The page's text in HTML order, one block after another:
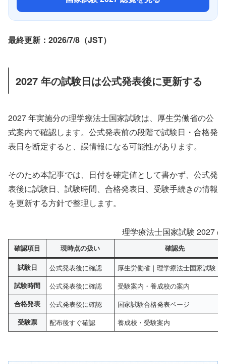
最終更新：2026/7/8（JST）
2027 年の試験日は公式発表後に更新する
2027 年実施分の理学療法士国家試験は、厚生労働省の公
式案内で確認します。公式発表前の段階で試験日・合格発
表日を断定すると、誤情報になる可能性があります。
そのため本記事では、日付を確定値として書かず、公式発
表後に試験日、試験時間、合格発表日、受験手続きの情報
を更新する方針で整理します。
理学療法士国家試験 2027
確認項目 現時点の扱い 確認先
試験日 公式発表後に確認 厚生労働省｜理学療法士国家試験
試験時間 公式発表後に確認 受験案内・養成校の案内
合格発表 公式発表後に確認 国家試験合格発表ページ
受験票 配布後すぐ確認 養成校・受験案内